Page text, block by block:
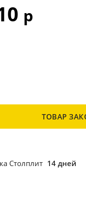
р
ТОВАР
Столплит 14 дней